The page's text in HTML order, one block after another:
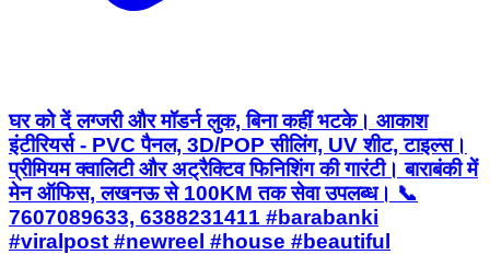
घर को दें लग्जरी और मॉडर्न लुक, बिना कहीं भटके। आकाश
इंटीरियर्स - PVC पैनल, 3D/POP सीलिंग, UV शीट, टाइल्स।
प्रीमियम क्वालिटी और अट्रैक्टिव फिनिशिंग की गारंटी। बाराबंकी में
मेन ऑफिस, लखनऊ से 100KM तक सेवा उपलब्ध। 📞
7607089633, 6388231411 #barabanki
#viralpost #newreel #house #beautiful